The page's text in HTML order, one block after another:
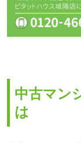
中古マン
は